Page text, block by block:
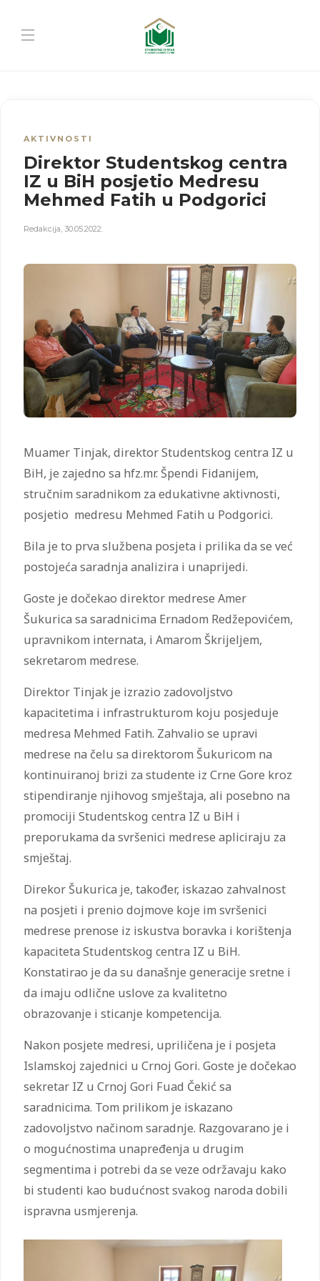
AKTIVNOSTI
Direktor Studentskog centra
IZ u BiH posjetio Medresu
Mehmed Fatih u Podgorici
Redakcija, 30.05.2022.
Muamer Tinjak, direktor Studentskog centra IZ u
BiH, je zajedno sa hfz.mr. Špendi Fidanijem,
stručnim saradnikom za edukativne aktivnosti,
posjetio medresu Mehmed Fatih u Podgorici.
Bila je to prva službena posjeta i prilika da se već
postojeća saradnja analizira i unaprijedi.
Goste je dočekao direktor medrese Amer
Šukurica sa saradnicima Ernadom Redžepovićem,
upravnikom internata, i Amarom Škrijeljem,
sekretarom medrese.
Direktor Tinjak je izrazio zadovoljstvo
kapacitetima i infrastrukturom koju posjeduje
medresa Mehmed Fatih. Zahvalio se upravi
medrese na čelu sa direktorom Šukuricom na
kontinuiranoj brizi za studente iz Crne Gore kroz
stipendiranje njihovog smještaja, ali posebno na
promociji Studentskog centra IZ u BiH i
preporukama da svršenici medrese apliciraju za
smještaj.
Direkor Šukurica je, također, iskazao zahvalnost
na posjeti i prenio dojmove koje im svršenici
medrese prenose iz iskustva boravka i korištenja
kapaciteta Studentskog centra IZ u BiH.
Konstatirao je da su današnje generacije sretne i
da imaju odlične uslove za kvalitetno
obrazovanje i sticanje kompetencija.
Nakon posjete medresi, upriličena je i posjeta
Islamskoj zajednici u Crnoj Gori. Goste je dočekao
sekretar IZ u Crnoj Gori Fuad Čekić sa
saradnicima. Tom prilikom je iskazano
zadovoljstvo načinom saradnje. Razgovarano je i
o mogućnostima unapređenja u drugim
segmentima i potrebi da se veze održavaju kako
bi studenti kao budućnost svakog naroda dobili
ispravna usmjerenja.